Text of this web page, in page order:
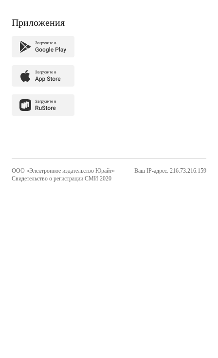
Приложения
ООО «Электронное издательство Юрайт»
Свидетельство о регистрации СМИ 2020
Ваш IP-адрес: 216.73.216.159